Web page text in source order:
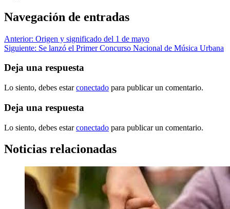
Navegación de entradas
Anterior: Origen y significado del 1 de mayo
Siguiente: Se lanzó el Primer Concurso Nacional de Música Urbana
Deja una respuesta
Lo siento, debes estarconectado para publicar un comentario.
Deja una respuesta
Lo siento, debes estarconectado para publicar un comentario.
Noticias relacionadas